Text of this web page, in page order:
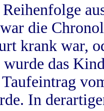
die
krank war,
das
Taufeintrag
In